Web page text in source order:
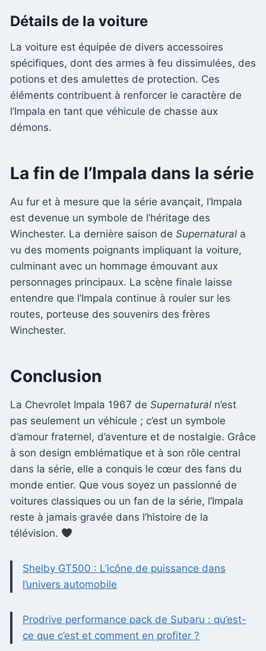
Détails de la voiture
La voiture est équipée de divers accessoires
spécifiques, dont des armes à feu dissimulées, des
potions et des amulettes de protection. Ces
éléments contribuent à renforcer le caractère de
l’Impala en tant que véhicule de chasse aux
démons.
La fin de l’Impala dans la série
Au fur et à mesure que la série avançait, l’Impala
est devenue un symbole de l’héritage des
Winchester. La dernière saison de Supernatural a
vu des moments poignants impliquant la voiture,
culminant avec un hommage émouvant aux
personnages principaux. La scène finale laisse
entendre que l’Impala continue à rouler sur les
routes, porteuse des souvenirs des frères
Winchester.
Conclusion
La Chevrolet Impala 1967 de Supernatural n’est
pas seulement un véhicule ; c’est un symbole
d’amour fraternel, d’aventure et de nostalgie. Grâce
à son design emblématique et à son rôle central
dans la série, elle a conquis le cœur des fans du
monde entier. Que vous soyez un passionné de
voitures classiques ou un fan de la série, l’Impala
reste à jamais gravée dans l’histoire de la
télévision.
Shelby GT500 : L’icône de puissance dans
l’univers automobile
Prodrive performance pack de Subaru : qu’est-
ce que c’est et comment en profiter ?